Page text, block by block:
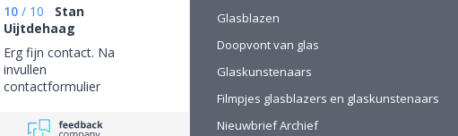
10 / 10
Stan
Uijtdehaag
Erg fijn contact. Na
invullen
contactformulier
persoonlijke wensen
Glasblazen
Doopvont van glas
Glaskunstenaars
Filmpjes glasblazers en glaskunstenaars
Nieuwbrief Archief